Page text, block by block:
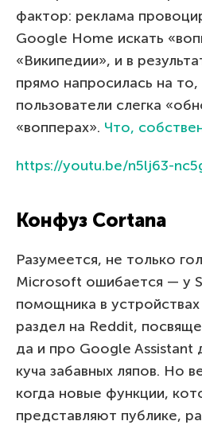
фактор: реклама
Google Home искать
«Википедии», и в
прямо напросилась на
пользователи слегка
«вопперах». Что,
https://youtu.be/n5lj63-
Конфуз Cortana
Разумеется, не только
Microsoft ошибается — у
помощника в
раздел на Reddit,
да и про Google Assistant
куча забавных ляпов. Но
когда новые функции,
представляют публике,